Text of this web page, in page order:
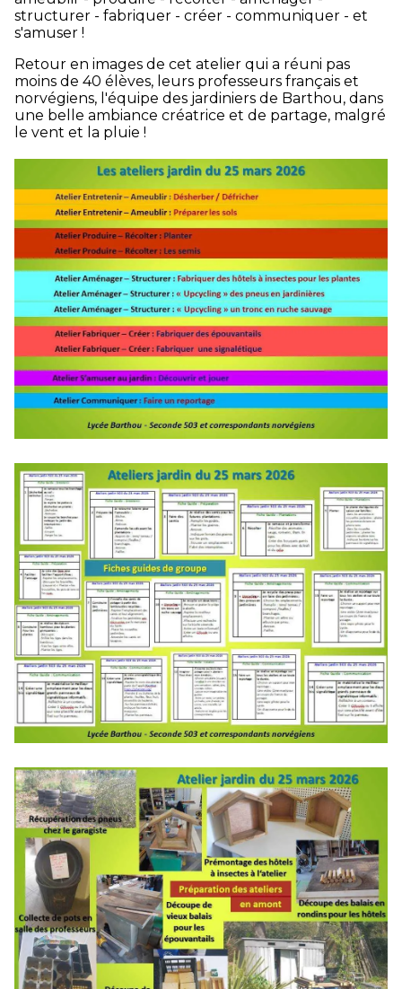
structurer - fabriquer - créer - communiquer - et
s'amuser !
Retour en images de cet atelier qui a réuni pas
moins de 40 élèves, leurs professeurs français et
norvégiens, l'équipe des jardiniers de Barthou, dans
une belle ambiance créatrice et de partage, malgré
le vent et la pluie !